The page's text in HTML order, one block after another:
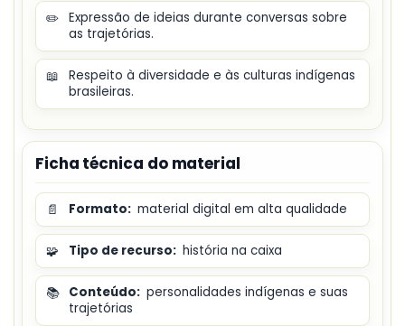
✏️ Expressão de ideias durante conversas sobre
as trajetórias.
📖
Respeito à diversidade e às culturas indígenas
brasileiras.
Ficha técnica do material
📄 Formato: material digital em alta qualidade
🧩 Tipo de recurso: história na caixa
📚 Conteúdo: personalidades indígenas e suas
trajetórias